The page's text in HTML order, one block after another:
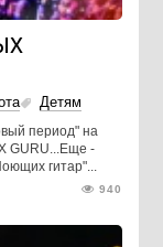
Детям
период" на
GURU...Еще -
гитар"...
940